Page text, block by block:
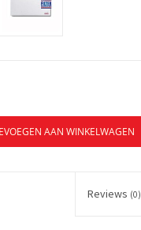
AAN WINKELWAGEN
Reviews (0)